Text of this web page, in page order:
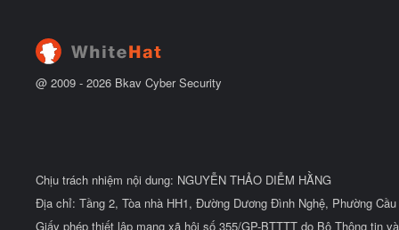
ầ
@ 2009 - 2026 Bkav Cyber Security
Chịu trách nhiệm nội dung: NGUYỄN THẢO DIỄM HẰNG
Địa chỉ: Tầng 2, Tòa nhà HH1, Đường Dương Đình Nghệ, Phường
Giấy phép thiết lập mạng xã hội số 355/GP-BTTTT do Bộ Thông tin